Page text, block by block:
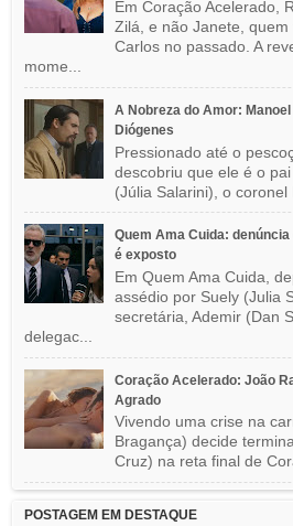
Em Coração Acelerado,
Zilá, e não Janete,
Carlos no passado. A
mome...
A Nobreza do Amor:
Diógenes
Pressionado até o
descobriu que ele é o
(Júlia Salarini), o coronel
Quem Ama Cuida:
é exposto
Em Quem Ama Cuida,
assédio por Suely (Julia
secretária, Ademir (Dan
delegac...
Coração Acelerado: João
Agrado
Vivendo uma crise na
Bragança) decide
Cruz) na reta final de
POSTAGEM EM DESTAQUE